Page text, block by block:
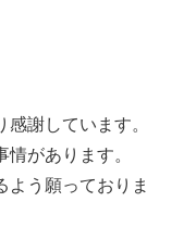
謝しています。
があります。
よう願っておりま